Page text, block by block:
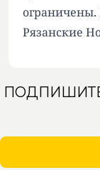
Рязанские